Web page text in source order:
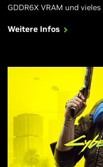
GDDR6X VRAM und
Weitere Infos